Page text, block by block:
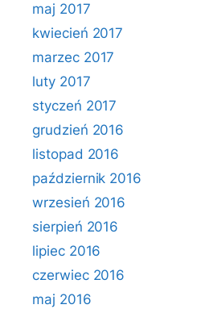
maj 2017
kwiecień 2017
marzec 2017
luty 2017
styczeń 2017
grudzień 2016
listopad 2016
październik 2016
wrzesień 2016
sierpień 2016
lipiec 2016
czerwiec 2016
maj 2016